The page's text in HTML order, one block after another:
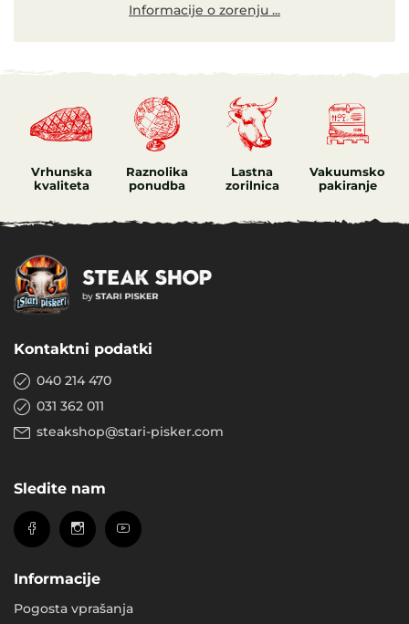
Informacije o zorenju ...
Vrhunska
kvaliteta
Raznolika
ponudba
Lastna
zorilnica
Vakuumsko
pakiranje
Kontaktni podatki
040 214 470
031 362 011
steakshop@stari-pisker.com
Sledite nam
Informacije
Pogosta vprašanja